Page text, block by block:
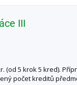
III
(od 5 krok 5 kred).
počet kreditů